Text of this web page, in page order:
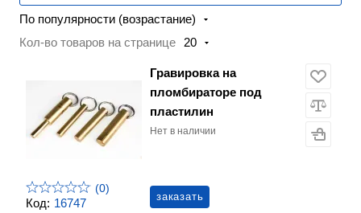
По популярности (возрастание)
Кол-во товаров на странице
20
Код: 16747
(0)
Гравировка на
пломбираторе под
пластилин
Нет в наличии
заказать